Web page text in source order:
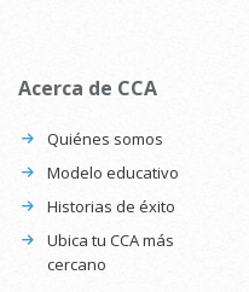
Acerca de CCA
Quiénes somos
Modelo educativo
Historias de éxito
Ubica tu CCA más
cercano